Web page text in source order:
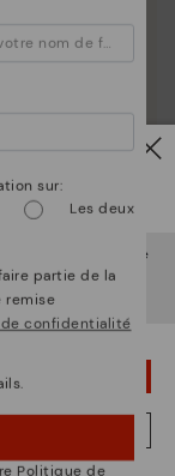
allez accéder au site
?
EN ÉTATS-UNIS
FRANCE
sur:
Les deux
partie de la
remise
confidentialité
Politique de